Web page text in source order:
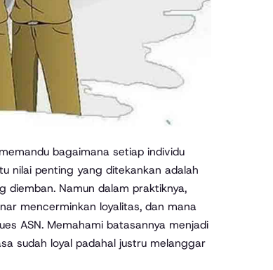
nilai penting yang ditekankan adalah
diemban. Namun dalam praktiknya,
mencerminkan loyalitas, dan mana
ASN. Memahami batasannya menjadi
sudah loyal padahal justru melanggar